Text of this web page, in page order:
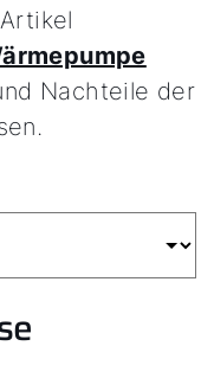
Nachteile der